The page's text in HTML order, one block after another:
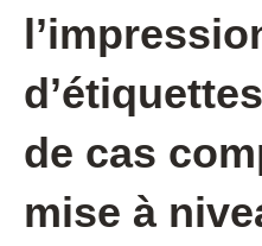
de cas
mise à